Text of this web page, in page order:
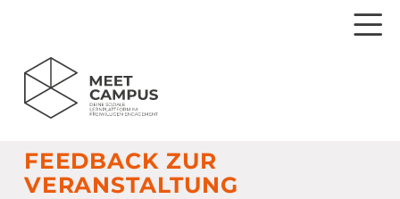
Einsamkeit
Veranstaltungen
FEEDBACK ZUR
VERANSTALTUNG